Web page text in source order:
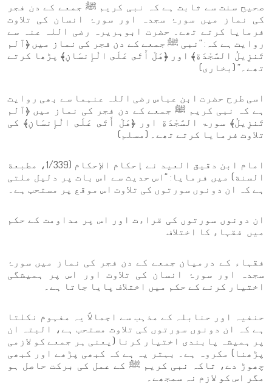
صحیح سنت سے ثابت ہے کہ نبی کریم ﷺ جمعے کے دن فجر
کی نماز میں سورۂ سجدہ اور سورۂ انسان کی تلاوت
فرمایا کرتے تھے۔ حضرت ابوہریرہ رضی اللہ عنہ سے
روایت ہے کہ: “نبی ﷺ جمعے کے دن فجر کی نماز میں ﴿آلم
تَنزِيلُ السَّجْدَةِ﴾ اور ﴿هَلْ أَتَى عَلَى الْإِنسَانِ﴾ پڑھا کرتے
تھے۔” (بخاری)
اسی طرح حضرت ابن عباس رضی اللہ عنہما سے بھی روایت
ہے کہ نبی کریم ﷺ جمعے کے دن فجر کی نماز میں ﴿آلم
تَنزِيلُ﴾ سورۃ السَّجْدَةِ اور ﴿هَلْ أَتَى عَلَى الْإِنسَانِ﴾ کی
تلاوت فرمایا کرتے تھے۔ (مسلم)
امام ابن دقیق العید نے إحكام الإحكام (1/339، مطبعة
السنة) میں فرمایا: “اس حدیث سے اس بات پر دلیل ملتی
ہے کہ ان دونوں سورتوں کی تلاوت اس موقع پر مستحب ہے۔
ان دونوں سورتوں کی قراءت اور اس پر مداومت کے حکم
میں فقہاء کا اختلاف
فقہاء کے درمیان جمعے کے دن فجر کی نماز میں سورۂ
سجدہ اور سورۂ انسان کی تلاوت اور اس پر ہمیشگی
اختیار کرنے کے حکم میں اختلاف پایا جاتا ہے۔
حنفیہ اور حنابلہ کے مذہب سے اجمالاً یہ مفہوم نکلتا
ہے کہ ان دونوں سورتوں کی تلاوت مستحب ہے، البتہ ان
پر ہمیشہ پابندی اختیار کرنا (یعنی ہر جمعے کو لازمی
پڑھنا) مکروہ ہے۔ بہتر یہ ہے کہ کبھی پڑھے اور کبھی
چھوڑ دے، تاکہ نبی کریم ﷺ کے عمل کی برکت حاصل ہو
مگر اس کو لازم نہ سمجھے۔